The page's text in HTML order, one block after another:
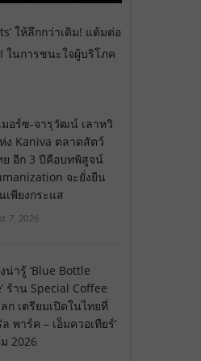
ให้ลึกกว่าเดิม! แต้มต่อ
นการชนะใจผู้บริโภค
มอร์ซ-จารุวัฒน์ เลาหวิ
ง Kaniva ตลาดสัตว์
ย อีก 3 ปีคือบทพิสูจน์
จะยั่งยืน
เพียงกระแส
7, 2026
น่ารู้ ‘Blue Bottle
ร้าน Special Coffee
ก เตรียมเปิดในไทยที่
ล พาร์ค – เอ็มควอเทียร์’
2026